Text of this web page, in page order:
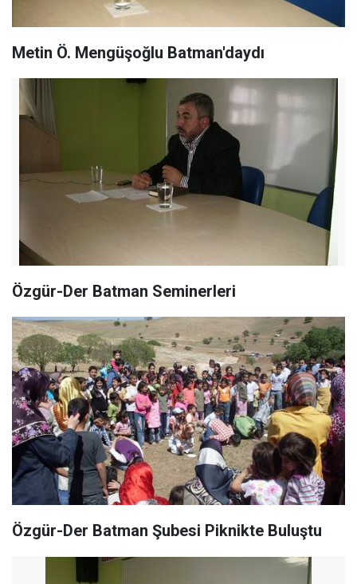
Metin Ö. Mengüşoğlu Batman'daydı
Özgür-Der Batman Seminerleri
Özgür-Der Batman Şubesi Piknikte Buluştu